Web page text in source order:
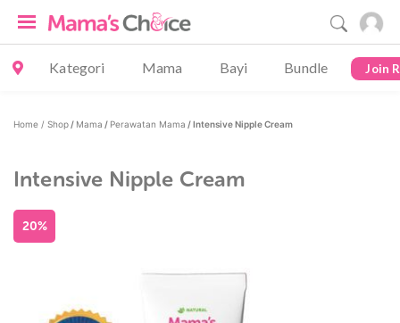
Kategori Mama Bayi Bundle Join
Home / Shop / Mama / Perawatan Mama / Intensive Nipple Cream
Intensive Nipple Cream
20%